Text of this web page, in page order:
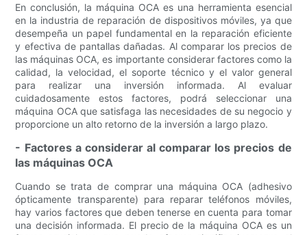
En conclusión, la máquina OCA es una herramienta esencial
en la industria de reparación de dispositivos móviles, ya que
desempeña un papel fundamental en la reparación eficiente
y efectiva de pantallas dañadas. Al comparar los precios de
las máquinas OCA, es importante considerar factores como la
calidad, la velocidad, el soporte técnico y el valor general
para realizar una inversión informada. Al evaluar
cuidadosamente estos factores, podrá seleccionar una
máquina OCA que satisfaga las necesidades de su negocio y
proporcione un alto retorno de la inversión a largo plazo.
- Factores a considerar al comparar los precios de
las máquinas OCA
Cuando se trata de comprar una máquina OCA (adhesivo
ópticamente transparente) para reparar teléfonos móviles,
hay varios factores que deben tenerse en cuenta para tomar
una decisión informada. El precio de la máquina OCA es un